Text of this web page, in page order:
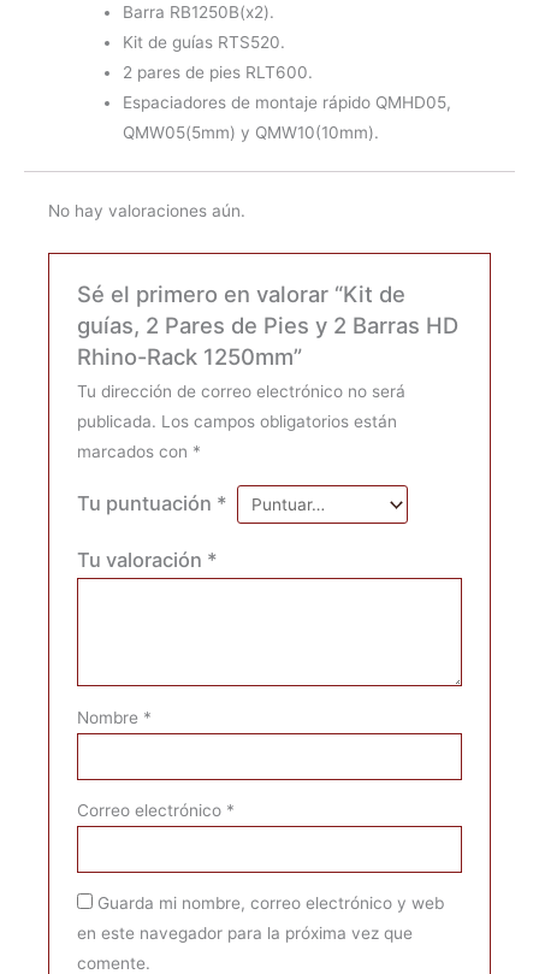
Barra RB1250B(x2).
Kit de guías RTS520.
2 pares de pies RLT600.
Espaciadores de montaje rápido QMHD05,
QMW05(5mm) y QMW10(10mm).
No hay valoraciones aún.
Sé el primero en valorar “Kit de
guías, 2 Pares de Pies y 2 Barras HD
Rhino-Rack 1250mm”
Tu dirección de correo electrónico no será
publicada. Los campos obligatorios están
marcados con *
Tu puntuación *
Tu valoración *
Nombre *
Correo electrónico *
Guarda mi nombre, correo electrónico y web
en este navegador para la próxima vez que
comente.